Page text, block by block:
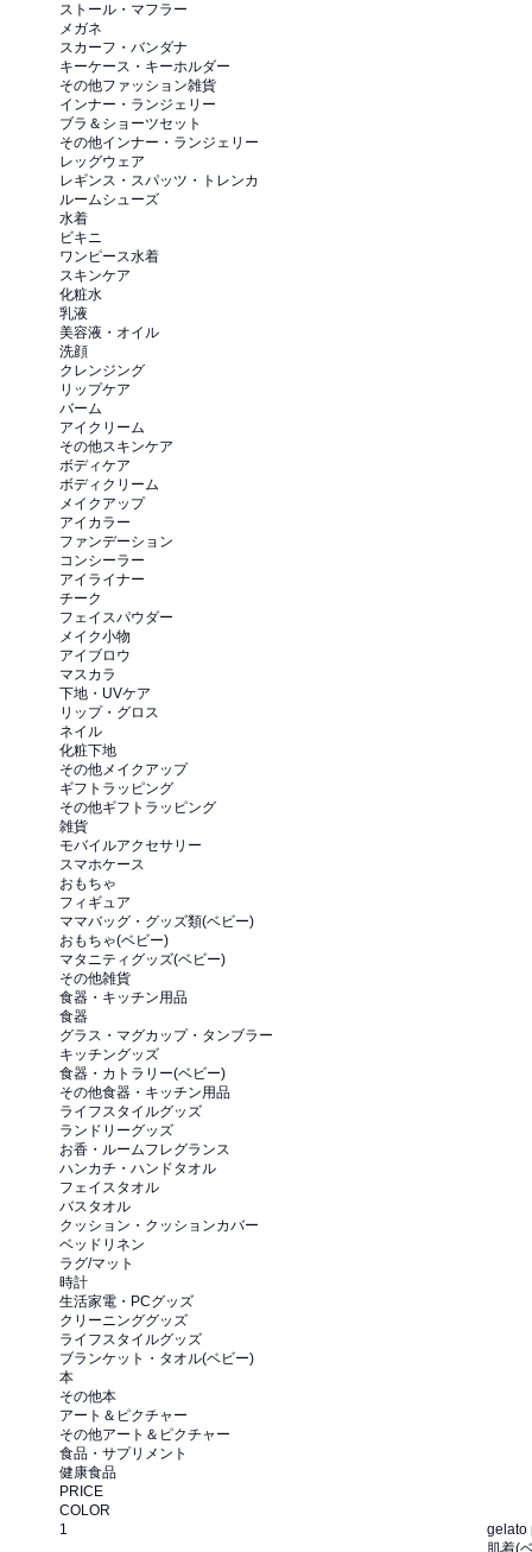
ストール・マフラー
メガネ
スカーフ・バンダナ
キーケース・キーホルダー
その他ファッション雑貨
インナー・ランジェリー
ブラ＆ショーツセット
その他インナー・ランジェリー
レッグウェア
レギンス・スパッツ・トレンカ
ルームシューズ
水着
ビキニ
ワンピース水着
スキンケア
化粧水
乳液
美容液・オイル
洗顔
クレンジング
リップケア
バーム
アイクリーム
その他スキンケア
ボディケア
ボディクリーム
メイクアップ
アイカラー
ファンデーション
コンシーラー
アイライナー
チーク
フェイスパウダー
メイク小物
アイブロウ
マスカラ
下地・UVケア
リップ・グロス
ネイル
化粧下地
その他メイクアップ
ギフトラッピング
その他ギフトラッピング
雑貨
モバイルアクセサリー
スマホケース
おもちゃ
フィギュア
ママバッグ・グッズ類(ベビー)
おもちゃ(ベビー)
マタニティグッズ(ベビー)
その他雑貨
食器・キッチン用品
食器
グラス・マグカップ・タンブラー
キッチングッズ
食器・カトラリー(ベビー)
その他食器・キッチン用品
ライフスタイルグッズ
ランドリーグッズ
お香・ルームフレグランス
ハンカチ・ハンドタオル
フェイスタオル
バスタオル
クッション・クッションカバー
ベッドリネン
ラグ/マット
時計
生活家電・PCグッズ
クリーニンググッズ
ライフスタイルグッズ
ブランケット・タオル(ベビー)
本
その他本
アート＆ピクチャー
その他アート＆ピクチャー
食品・サプリメント
健康食品
PRICE
COLOR
gelato
肌着(
1